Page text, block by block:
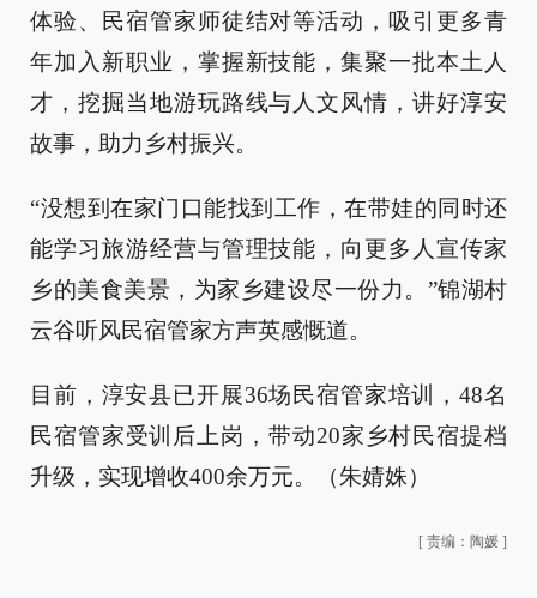
体验、民宿管家师徒结对等活动，吸引更多青
年加入新职业，掌握新技能，集聚一批本土人
才，挖掘当地游玩路线与人文风情，讲好淳安
故事，助力乡村振兴。
“没想到在家门口能找到工作，在带娃的同时还
能学习旅游经营与管理技能，向更多人宣传家
乡的美食美景，为家乡建设尽一份力。”锦湖村
云谷听风民宿管家方声英感慨道。
目前，淳安县已开展36场民宿管家培训，48名
民宿管家受训后上岗，带动20家乡村民宿提档
升级，实现增收400余万元。（朱婧姝）
[ 责编：陶媛 ]